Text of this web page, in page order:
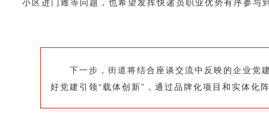
下一步，街道将结合座谈交流中反映的企业党
好党建引领“载体创新”，通过品牌化项目和实体